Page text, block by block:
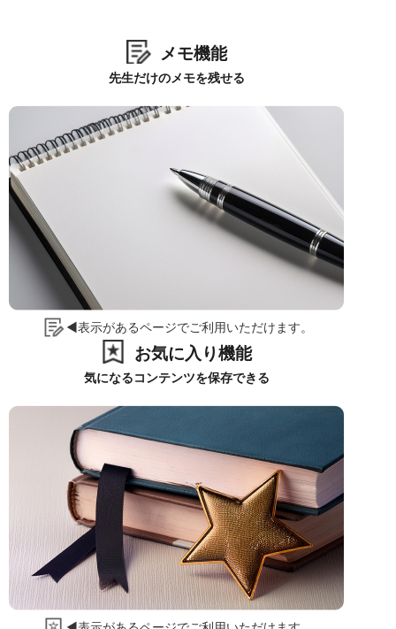
メモ機能
先生だけのメモを残せる
◀表示があるページでご利用いただけます。
お気に入り機能
気になるコンテンツを保存できる